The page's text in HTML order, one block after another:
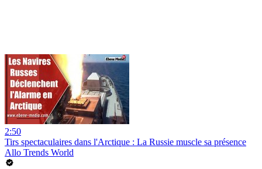
2:50
Tirs spectaculaires dans l'Arctique : La Russie muscle sa présence
Allo Trends World